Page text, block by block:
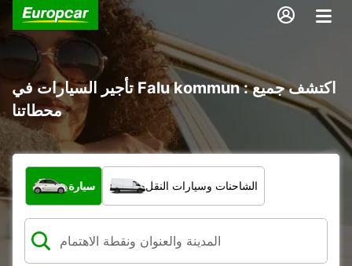
تأجير السيارات في Falu kommun : اكتشف جميع
محطاتنا
ما نوع المركبة؟
سيارة الشاحنات وسيارات النقل